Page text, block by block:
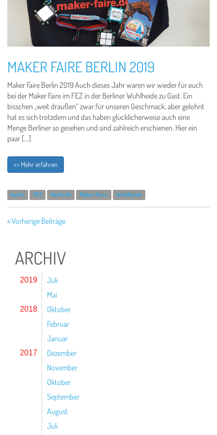
MAKER FAIRE BERLIN 2019
Maker Faire Berlin 2019 Auch dieses Jahr waren wir wieder für euch
bei der Maker Faire im FEZ in der Berliner Wuhlheide zu Gast. Ein
bisschen „weit draußen“ zwar für unseren Geschmack, aber gelohnt
hat es sich trotzdem und das haben glücklicherweise auch eine
Menge Berliner so gesehen und sind zahlreich erschienen. Hier ein
paar […]
>> Mehr erfahren
berlin FEZ Herfurth Maker Faire Wuhlheide
« Vorherige Beiträge
ARCHIV
2019
Juli
Mai
2018
Oktober
Februar
Januar
2017
Dezember
November
Oktober
September
August
Juli